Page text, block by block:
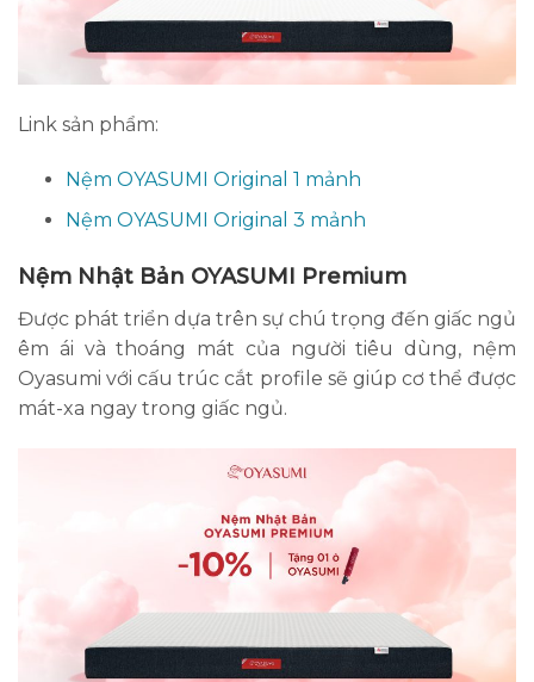
Link sản phẩm:
Nệm OYASUMI Original 1 mảnh
Nệm OYASUMI Original 3 mảnh
Nệm Nhật Bản OYASUMI Premium
Được phát triển dựa trên sự chú trọng đến giấc ngủ
êm ái và thoáng mát của người tiêu dùng, nệm
Oyasumi với cấu trúc cắt profile sẽ giúp cơ thể được
mát-xa ngay trong giấc ngủ.